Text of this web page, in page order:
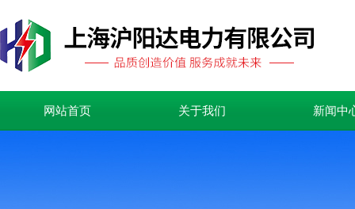
网站首页 关于我们 新闻中